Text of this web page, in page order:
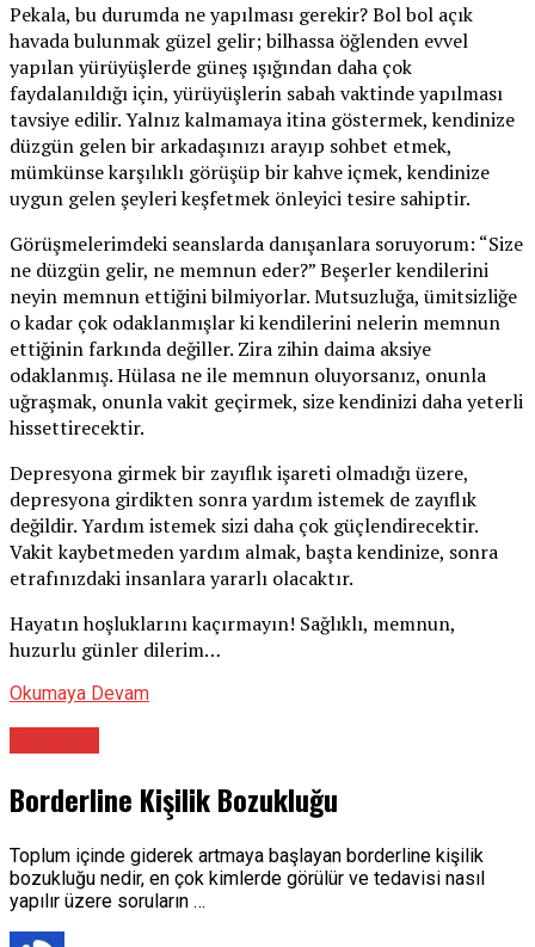
Pekala, bu durumda ne yapılması gerekir? Bol bol açık
havada bulunmak güzel gelir; bilhassa öğlenden evvel
yapılan yürüyüşlerde güneş ışığından daha çok
faydalanıldığı için, yürüyüşlerin sabah vaktinde yapılması
tavsiye edilir. Yalnız kalmamaya itina göstermek, kendinize
düzgün gelen bir arkadaşınızı arayıp sohbet etmek,
mümkünse karşılıklı görüşüp bir kahve içmek, kendinize
uygun gelen şeyleri keşfetmek önleyici tesire sahiptir.
Görüşmelerimdeki seanslarda danışanlara soruyorum: “Size
ne düzgün gelir, ne memnun eder?” Beşerler kendilerini
neyin memnun ettiğini bilmiyorlar. Mutsuzluğa, ümitsizliğe
o kadar çok odaklanmışlar ki kendilerini nelerin memnun
ettiğinin farkında değiller. Zira zihin daima aksiye
odaklanmış. Hülasa ne ile memnun oluyorsanız, onunla
uğraşmak, onunla vakit geçirmek, size kendinizi daha yeterli
hissettirecektir.
Depresyona girmek bir zayıflık işareti olmadığı üzere,
depresyona girdikten sonra yardım istemek de zayıflık
değildir. Yardım istemek sizi daha çok güçlendirecektir.
Vakit kaybetmeden yardım almak, başta kendinize, sonra
etrafınızdaki insanlara yararlı olacaktır.
Hayatın hoşluklarını kaçırmayın! Sağlıklı, memnun,
huzurlu günler dilerim…
Okumaya Devam
Borderline Kişilik Bozukluğu
Toplum içinde giderek artmaya başlayan borderline kişilik
bozukluğu nedir, en çok kimlerde görülür ve tedavisi nasıl
yapılır üzere soruların …